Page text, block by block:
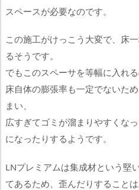
スペースが必要なのです。
この施工がけっこう大変で、床
るそうです。
でもこのスペーサを等幅に入れる
床自体の膨張率も一定でないた
まい、
広すぎてゴミが溜まりやすくな
になったりするようです。
LNプレミアムは集成材という堅
てあるため、歪んだりすることは